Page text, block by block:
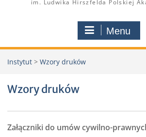
im. Ludwika Hirszfelda Polskiej
Menu
Instytut > Wzory druków
Wzory druków
Załączniki do umów cywilno-